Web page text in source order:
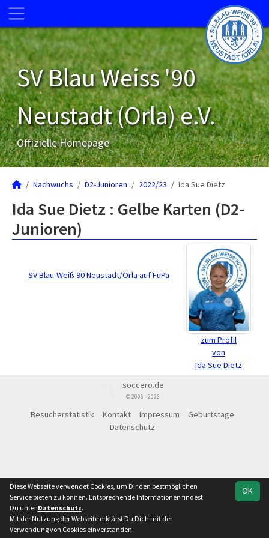
SV Blau Weiss '90
Neustadt (Orla) e.V.
Offizielle Homepage
Nachwuchs D2-Junioren 2022/23 Ida Sue Dietz
Ida Sue Dietz : Gelbe Karten (D2-
Junioren)
zum Profil
von
Ida Sue Dietz
SV Blau-Weiß 90 Neustadt/Orla auf FuPa
soccero.de
© 2006 - 2026
Besucherstatistik Kontakt Impressum
Geburtstage
Datenschutz
OK
Diese Webseite verwendet Cookies, um Dir den bestmöglichen
Service bieten zu können. Entsprechende Informationen findest
Du unter Datenschutz.
Mit der Nutzung der Webseite erklärst Du Dich mit der
Verwendung von Cookies einverstanden.